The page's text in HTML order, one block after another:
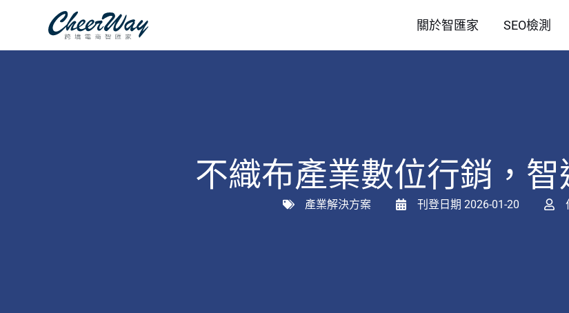
主
關於智匯家 SEO檢測
不織布產業數位行銷，
產業解決方案 刊登日期 2026-01-20